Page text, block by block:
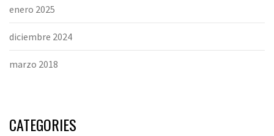
enero 2025
diciembre 2024
marzo 2018
CATEGORIES